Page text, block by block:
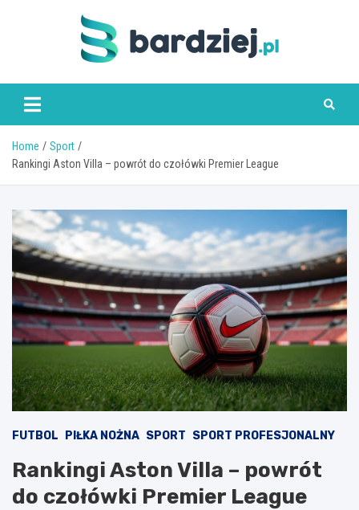
bardziej.pl
Home
Sport
Rankingi Aston Villa – powrót do czołówki Premier League
FUTBOL PIŁKA NOŻNA SPORT SPORT PROFESJONALNY
Rankingi Aston Villa – powrót
do czołówki Premier League